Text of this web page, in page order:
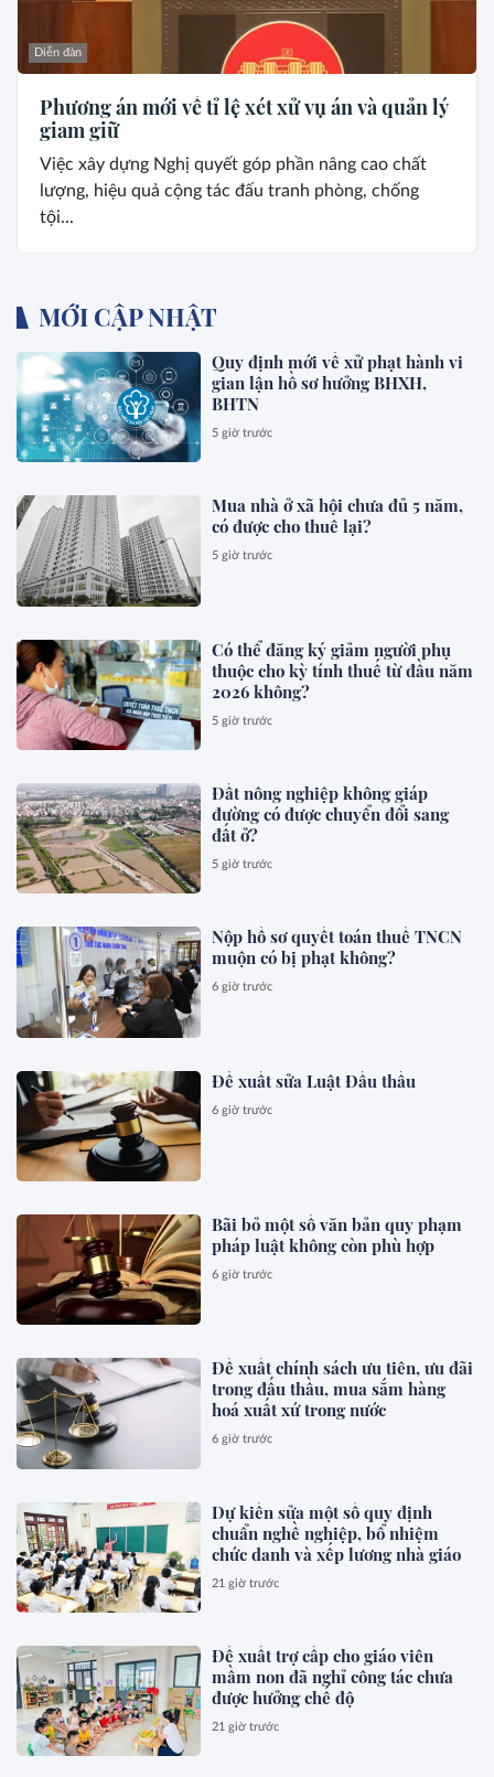
Diễn đàn
Phương án mới về tỉ lệ xét xử vụ án và quản lý
giam giữ
Việc xây dựng Nghị quyết góp phần nâng cao chất
lượng, hiệu quả cộng tác đấu tranh phòng, chống
tội...
MỚI CẬP NHẬT
Quy định mới về xử phạt hành vi
gian lận hồ sơ hưởng BHXH,
BHTN
5 giờ trước
Mua nhà ở xã hội chưa đủ 5 năm,
có được cho thuê lại?
5 giờ trước
Có thể đăng ký giảm người phụ
thuộc cho kỳ tính thuế từ đầu năm
2026 không?
5 giờ trước
Đất nông nghiệp không giáp
đường có được chuyển đổi sang
đất ở?
5 giờ trước
Nộp hồ sơ quyết toán thuế TNCN
muộn có bị phạt không?
6 giờ trước
Đề xuất sửa Luật Đấu thầu
6 giờ trước
Bãi bỏ một số văn bản quy phạm
pháp luật không còn phù hợp
6 giờ trước
Đề xuất chính sách ưu tiên, ưu đãi
trong đấu thầu, mua sắm hàng
hoá xuất xứ trong nước
6 giờ trước
Dự kiến sửa một số quy định
chuẩn nghề nghiệp, bổ nhiệm
chức danh và xếp lương nhà giáo
21 giờ trước
Đề xuất trợ cấp cho giáo viên
mầm non đã nghỉ công tác chưa
được hưởng chế độ
21 giờ trước